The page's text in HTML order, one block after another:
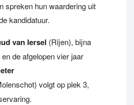
spreken hun waardering uit
kandidatuur.
van Iersel (Rijen), bijna
de afgelopen vier jaar
volgt op plek 3,